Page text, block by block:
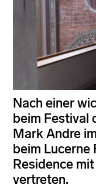
Nach einer
beim Festival
Mark Andre
beim Lucerne
Residence
vertreten.